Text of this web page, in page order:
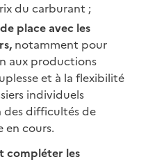
du carburant ;
place avec les
notamment pour
aux productions
et à la flexibilité
individuels
des difficultés de
en cours.
compléter les